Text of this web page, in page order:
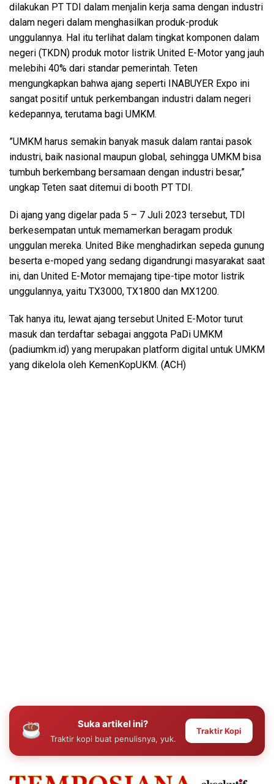
dilakukan PT TDI dalam menjalin kerja sama dengan industri
dalam negeri dalam menghasilkan produk-produk
unggulannya. Hal itu terlihat dalam tingkat komponen dalam
negeri (TKDN) produk motor listrik United E-Motor yang jauh
melebihi 40% dari standar pemerintah. Teten
mengungkapkan bahwa ajang seperti INABUYER Expo ini
sangat positif untuk perkembangan industri dalam negeri
kedepannya, terutama bagi UMKM.
”UMKM harus semakin banyak masuk dalam rantai pasok
industri, baik nasional maupun global, sehingga UMKM bisa
tumbuh berkembang bersamaan dengan industri besar,”
ungkap Teten saat ditemui di booth PT TDI.
Di ajang yang digelar pada 5 – 7 Juli 2023 tersebut, TDI
berkesempatan untuk memamerkan beragam produk
unggulan mereka. United Bike menghadirkan sepeda gunung
beserta e-moped yang sedang digandrungi masyarakat saat
ini, dan United E-Motor memajang tipe-tipe motor listrik
unggulannya, yaitu TX3000, TX1800 dan MX1200.
Tak hanya itu, lewat ajang tersebut United E-Motor turut
masuk dan terdaftar sebagai anggota PaDi UMKM
(padiumkm.id) yang merupakan platform digital untuk UMKM
yang dikelola oleh KemenKopUKM. (ACH)
Suka artikel ini?
Traktir kopi buat penulisnya, yuk.
Traktir Kopi